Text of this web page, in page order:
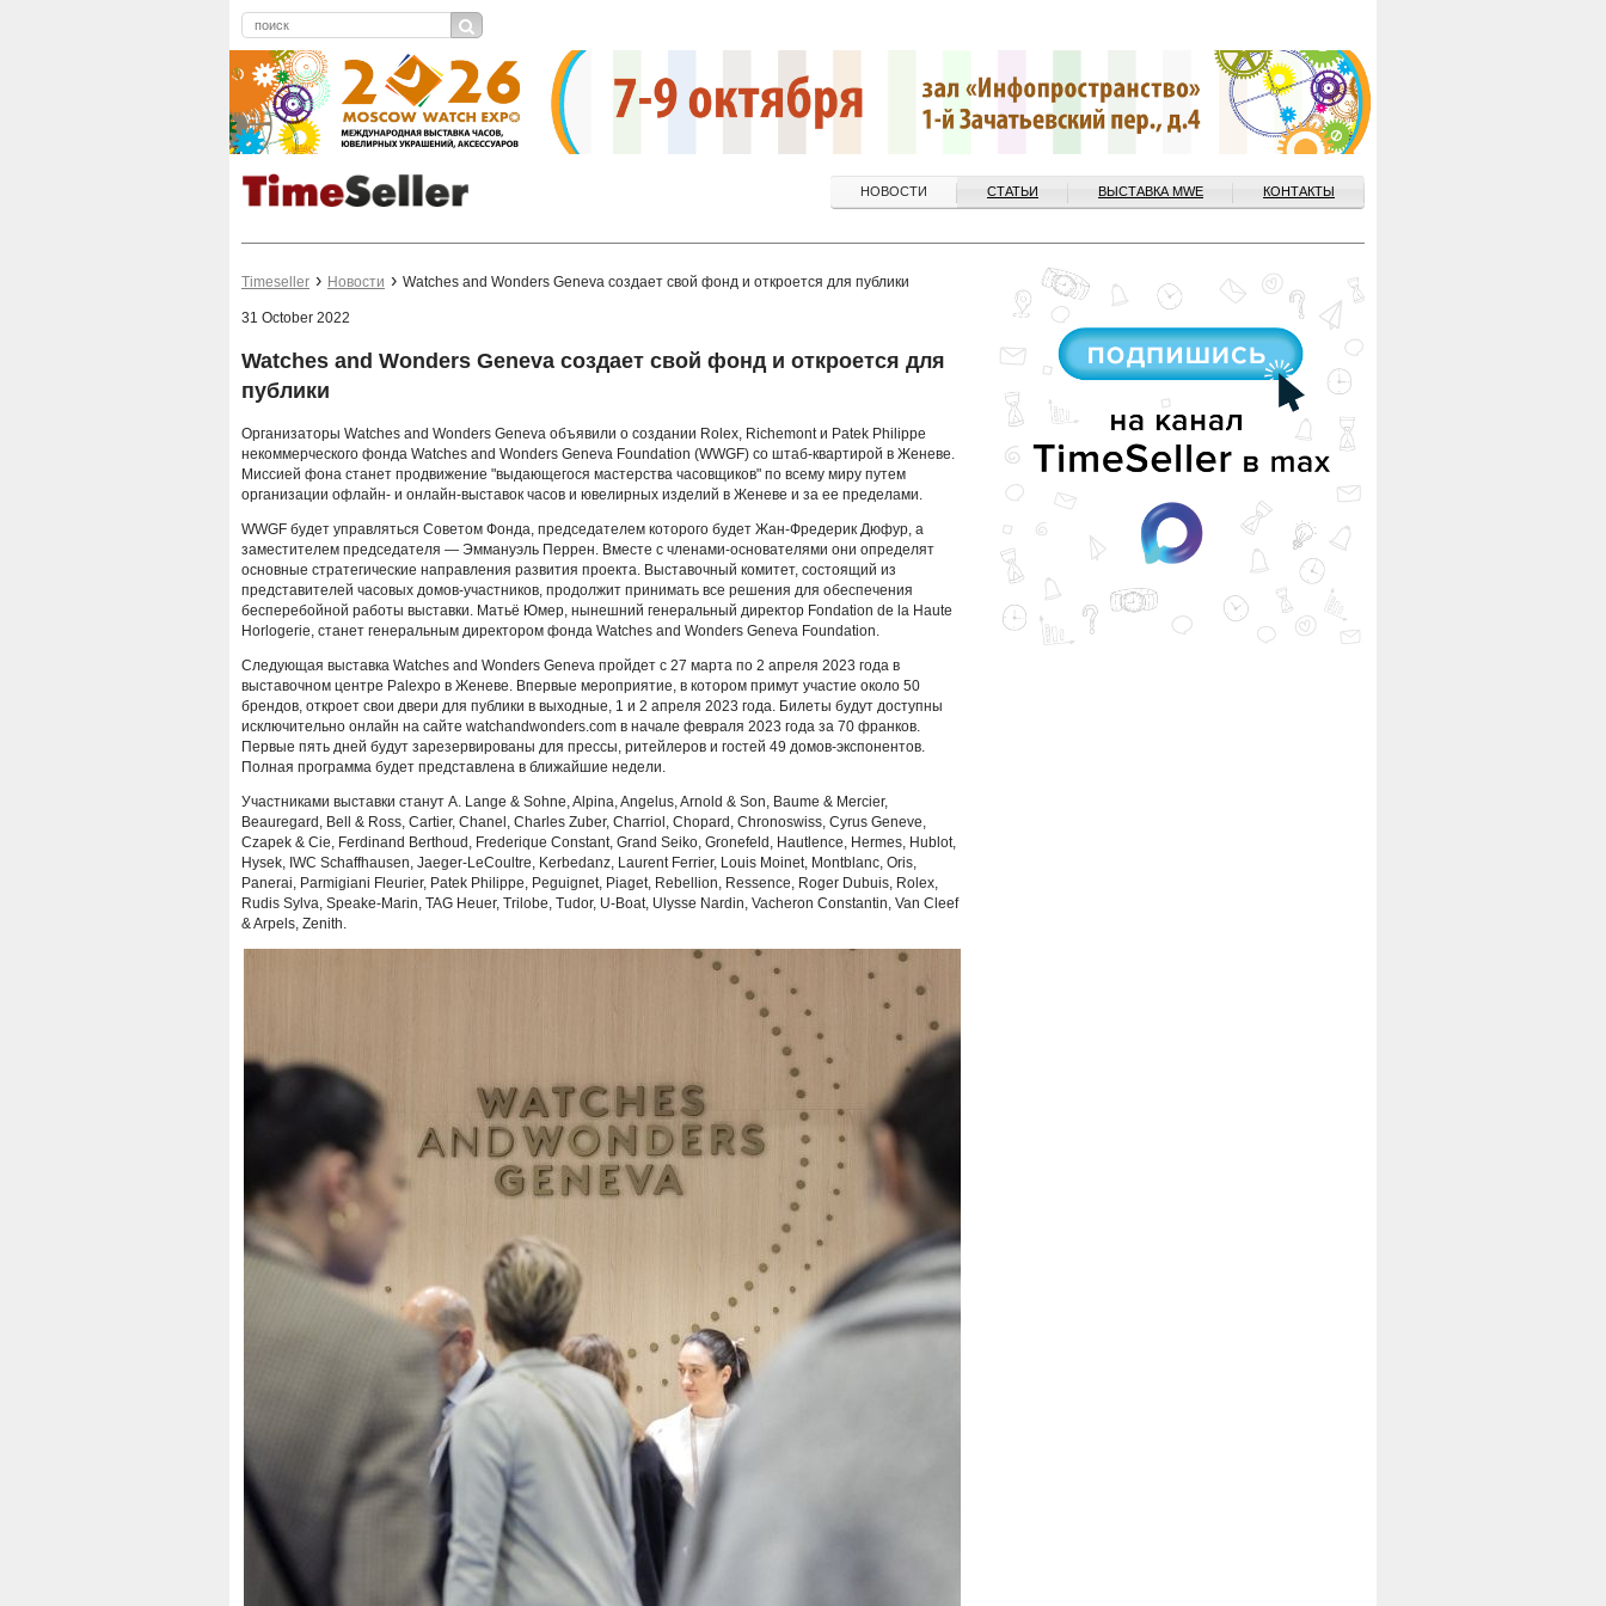
НОВОСТИ СТАТЬИ ВЫСТАВКА MWE КОНТАКТЫ
Timeseller Новости Watches and Wonders Geneva создает свой фонд и откроется для публики
31 October 2022
Watches and Wonders Geneva создает свой фонд и откроется для
публики
Организаторы Watches and Wonders Geneva объявили о создании Rolex, Richemont и Patek Philippe
некоммерческого фонда Watches and Wonders Geneva Foundation (WWGF) со штаб-квартирой в Женеве.
Миссией фона станет продвижение "выдающегося мастерства часовщиков" по всему миру путем
организации офлайн- и онлайн-выставок часов и ювелирных изделий в Женеве и за ее пределами.
WWGF будет управляться Советом Фонда, председателем которого будет Жан-Фредерик Дюфур, а
заместителем председателя — Эммануэль Перрен. Вместе с членами-основателями они определят
основные стратегические направления развития проекта. Выставочный комитет, состоящий из
представителей часовых домов-участников, продолжит принимать все решения для обеспечения
бесперебойной работы выставки. Матьё Юмер, нынешний генеральный директор Fondation de la Haute
Horlogerie, станет генеральным директором фонда Watches and Wonders Geneva Foundation.
Следующая выставка Watches and Wonders Geneva пройдет с 27 марта по 2 апреля 2023 года в
выставочном центре Palexpo в Женеве. Впервые мероприятие, в котором примут участие около 50
брендов, откроет свои двери для публики в выходные, 1 и 2 апреля 2023 года. Билеты будут доступны
исключительно онлайн на сайте watchandwonders.com в начале февраля 2023 года за 70 франков.
Первые пять дней будут зарезервированы для прессы, ритейлеров и гостей 49 домов-экспонентов.
Полная программа будет представлена в ближайшие недели.
Участниками выставки станут A. Lange & Sohne, Alpina, Angelus, Arnold & Son, Baume & Mercier,
Beauregard, Bell & Ross, Cartier, Chanel, Charles Zuber, Charriol, Chopard, Chronoswiss, Cyrus Geneve,
Czapek & Cie, Ferdinand Berthoud, Frederique Constant, Grand Seiko, Gronefeld, Hautlence, Hermes, Hublot,
Hysek, IWC Schaffhausen, Jaeger-LeCoultre, Kerbedanz, Laurent Ferrier, Louis Moinet, Montblanc, Oris,
Panerai, Parmigiani Fleurier, Patek Philippe, Peguignet, Piaget, Rebellion, Ressence, Roger Dubuis, Rolex,
Rudis Sylva, Speake-Marin, TAG Heuer, Trilobe, Tudor, U-Boat, Ulysse Nardin, Vacheron Constantin, Van Cleef
& Arpels, Zenith.